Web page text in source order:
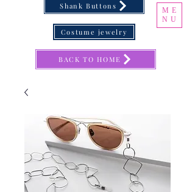
ME
NU
Shank Buttons
BACK TO HOME
Costume jewelry